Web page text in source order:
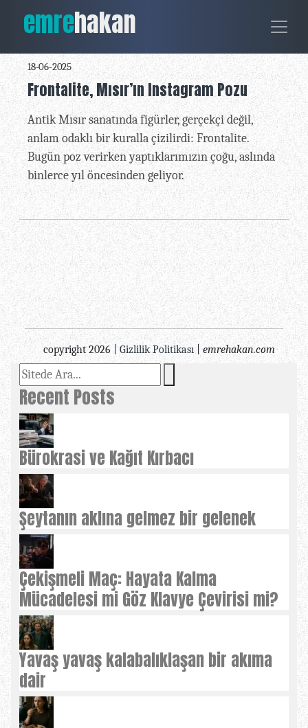
emrehakan
18-06-2025
Frontalite, Mısır’ın Instagram Pozu
Antik Mısır sanatında figürler, gerçekçi değil,
anlam odaklı bir kuralla çizilirdi: Frontalite.
Bugün poz verirken yaptıklarımızın çoğu, aslında
binlerce yıl öncesinden geliyor.
copyright 2026 | Gizlilik Politikası emrehakan.com
Recent Posts
Bürokrasi ve Kağıt Kırbacı
Şeytanın aklına gelmez bir gelenek
Çekişmeli Maç: Hayata Kalma
Mücadelesi mi Göz Klavye Çevirisi mi?
Yavaş yavaş kalabalıklaşan bir akıma
dair